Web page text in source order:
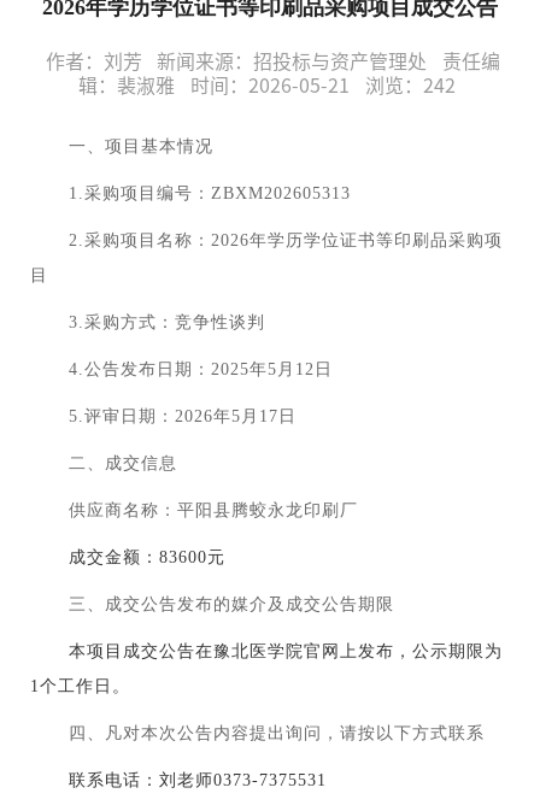
2026年学历学位证书等印刷品采购项目成交公告
作者：刘芳 新闻来源：招投标与资产管理处
责任编
辑：裴淑雅
时间：2026-05-21 浏览： 242
一、项目基本情况
1.采购项目编号：ZBXM202605313
2.采购项目名称：2026年学历学位证书等印刷品采购项
目
3.采购方式：竞争性谈判
4.公告发布日期：2025年5月12日
5.评审日期：2026年5月17日
二、成交信息
供应商名称：平阳县腾蛟永龙印刷厂
成交金额： 83600元
三、成交公告发布的媒介及成交公告期限
本项目成交公告在豫北医学院官网上发布，公示期限为
1个工作日。
四、凡对本次公告内容提出询问，请按以下方式联系
联系电话：刘老师0373-7375531